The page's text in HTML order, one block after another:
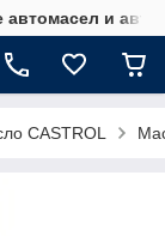
автомасел и
CASTROL